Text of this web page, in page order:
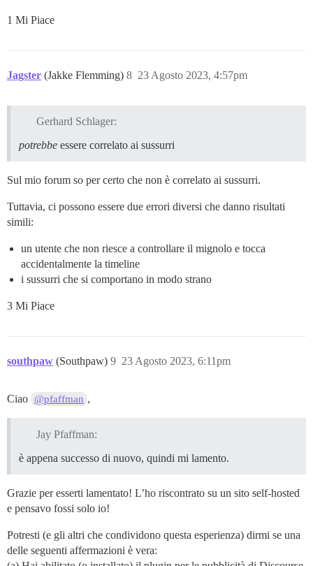
1 Mi Piace
Jagster (Jakke Flemming) 23 Agosto 2023, 4:57pm
8
Gerhard Schlager:
potrebbe essere correlato ai sussurri
Sul mio forum so per certo che non è correlato ai sussurri.
Tuttavia, ci possono essere due errori diversi che danno risultati
simili:
un utente che non riesce a controllare il mignolo e tocca
accidentalmente la timeline
i sussurri che si comportano in modo strano
3 Mi Piace
southpaw (Southpaw) 23 Agosto 2023, 6:11pm
9
Ciao @pfaffman ,
Jay Pfaffman:
è appena successo di nuovo, quindi mi lamento.
Grazie per esserti lamentato! L’ho riscontrato su un sito self-hosted
e pensavo fossi solo io!
Potresti (e gli altri che condividono questa esperienza) dirmi se una
delle seguenti affermazioni è vera: